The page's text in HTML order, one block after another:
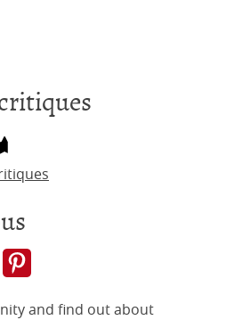
and find out about